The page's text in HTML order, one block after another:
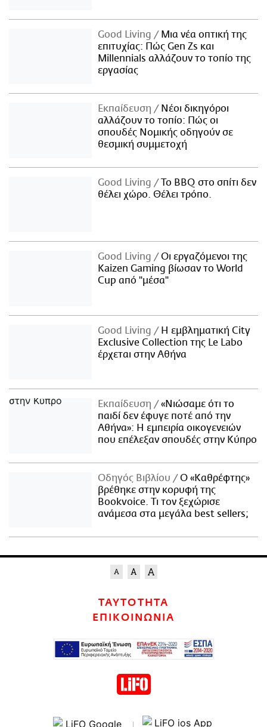
Good Living
Μια νέα οπτική της
επιτυχίας: Πώς Gen Zs και
Millennials αλλάζουν το τοπίο της
εργασίας
Εκπαίδευση
Νέοι δικηγόροι
αλλάζουν το τοπίο: Πώς οι
σπουδές Νομικής οδηγούν σε
θεσμική συμμετοχή
Good Living
Το BBQ στο σπίτι δεν
θέλει χώρο. Θέλει τρόπο.
Good Living
Οι εργαζόμενοι της
Kaizen Gaming βίωσαν το World
Cup από "μέσα"
Good Living
Η εμβληματική City
Exclusive Collection της Le Labo
έρχεται στην Αθήνα
Εκπαίδευση
«Νιώσαμε ότι το
παιδί δεν έφυγε ποτέ από την
Αθήνα»: Η εμπειρία οικογενειών
που επέλεξαν σπουδές στην Κύπρο
Οδηγός Βιβλίου
Ο «Καθρέφτης»
βρέθηκε στην κορυφή της
Bookvoice. Τι τον ξεχώρισε
ανάμεσα στα μεγάλα best sellers;
ΤΑΥΤΟΤΗΤΑ
ΕΠΙΚΟΙΝΩΝΙΑ